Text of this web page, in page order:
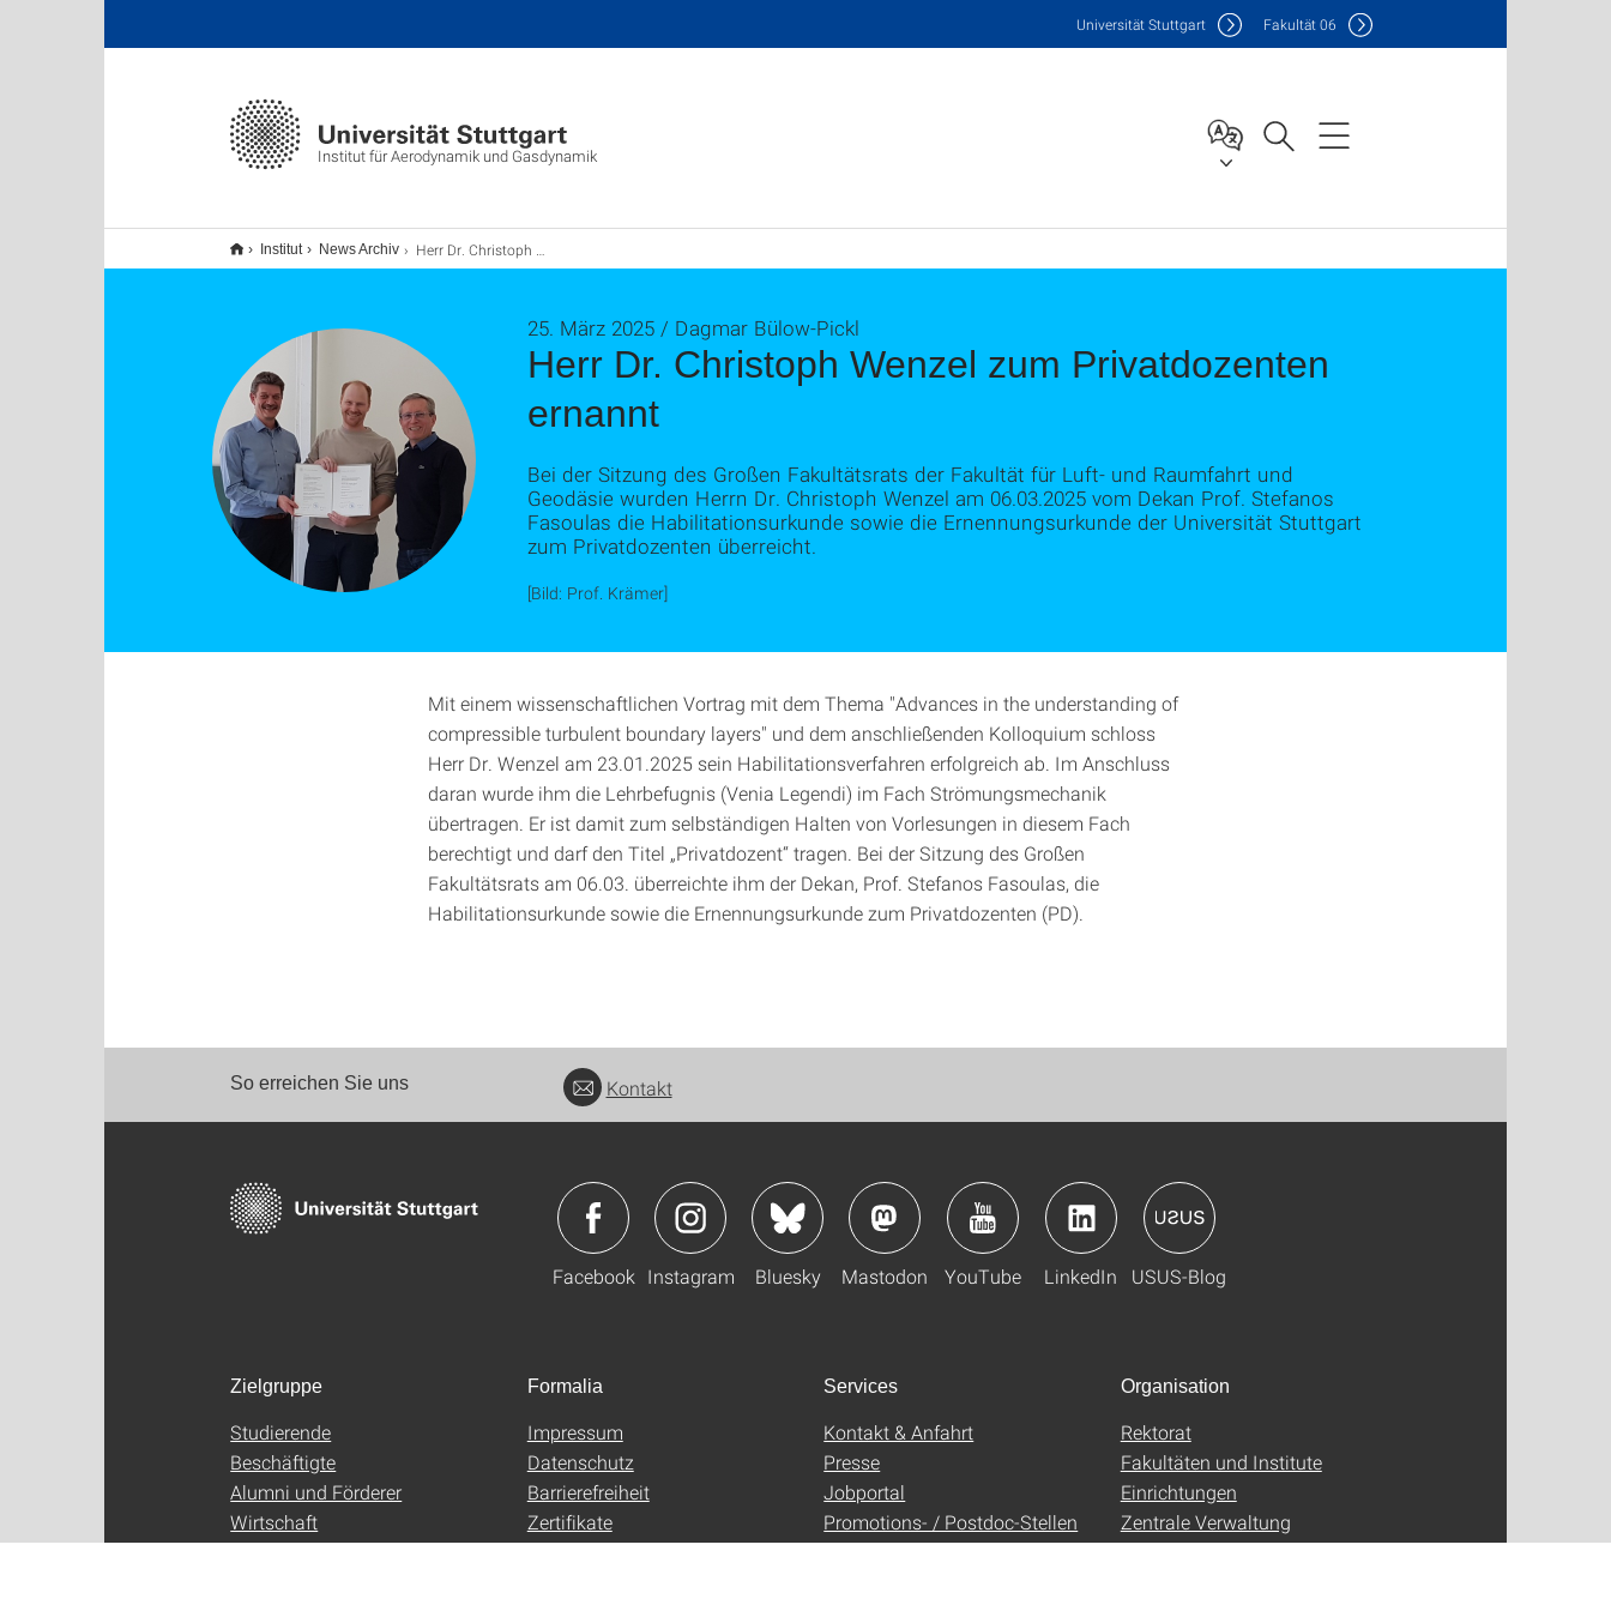
Institut für Aerodynamik und Gasdynamik
Universität Stuttgart Fakultät06
Institut News Archiv Herr Dr. Christoph Wenzel zum Privatdozenten ernannt
Herr Dr. Christoph Wenzel zum Privatdozenten
ernannt
25. März 2025 / Dagmar Bülow-Pickl
Bei der Sitzung des Großen Fakultätsrats der Fakultät für Luft- und Raumfahrt und
Geodäsie wurden Herrn Dr. Christoph Wenzel am 06.03.2025 vom Dekan Prof. Stefanos
Fasoulas die Habilitationsurkunde sowie die Ernennungsurkunde der Universität Stuttgart
zum Privatdozenten überreicht.
[Bild: Prof. Krämer]
Mit einem wissenschaftlichen Vortrag mit dem Thema "Advances in the understanding of
compressible turbulent boundary layers" und dem anschließenden Kolloquium schloss
Herr Dr. Wenzel am 23.01.2025 sein Habilitationsverfahren erfolgreich ab. Im Anschluss
daran wurde ihm die Lehrbefugnis (Venia Legendi) im Fach Strömungsmechanik
übertragen. Er ist damit zum selbständigen Halten von Vorlesungen in diesem Fach
berechtigt und darf den Titel „Privatdozent“ tragen. Bei der Sitzung des Großen
Fakultätsrats am 06.03. überreichte ihm der Dekan, Prof. Stefanos Fasoulas, die
Habilitationsurkunde sowie die Ernennungsurkunde zum Privatdozenten (PD).
So erreichen Sie uns Kontakt
Facebook Instagram Bluesky Mastodon YouTube LinkedIn USUS-Blog
Zielgruppe
Studierende
Beschäftigte
Alumni und Förderer
Wirtschaft
Formalia
Impressum
Datenschutz
Barrierefreiheit
Zertifikate
Services
Kontakt & Anfahrt
Presse
Jobportal
Promotions- / Postdoc-Stellen
Organisation
Rektorat
Fakultäten und Institute
Einrichtungen
Zentrale Verwaltung